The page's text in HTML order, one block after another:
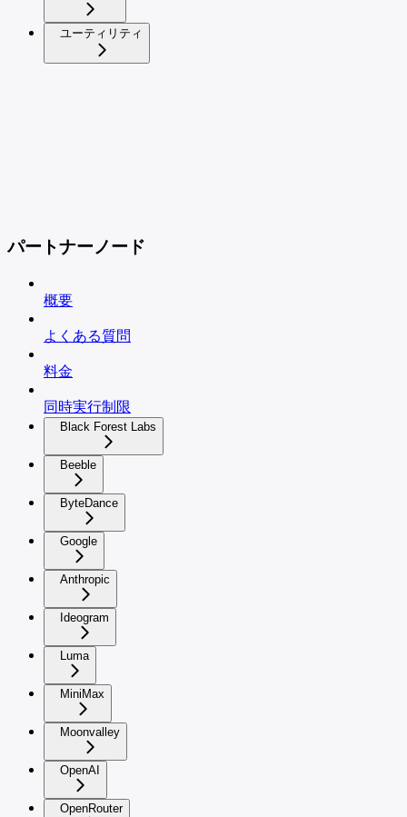
ユーティリティ
パートナーノード
概要
よくある質問
料金
同時実行制限
Black Forest Labs
Beeble
ByteDance
Google
Anthropic
Ideogram
Luma
MiniMax
Moonvalley
OpenAI
OpenRouter